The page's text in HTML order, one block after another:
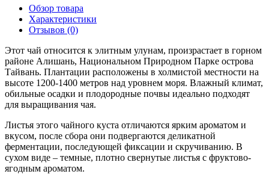
Обзор товара
Характеристики
Отзывов (0)
Этот чай относится к элитным улунам, произрастает в горном
районе Алишань, Национальном Природном Парке острова
Тайвань. Плантации расположены в холмистой местности на
высоте 1200-1400 метров над уровнем моря. Влажный климат,
обильные осадки и плодородные почвы идеально подходят
для выращивания чая.
Листья этого чайного куста отличаются ярким ароматом и
вкусом, после сбора они подвергаются деликатной
ферментации, последующей фиксации и скручиванию. В
сухом виде – темные, плотно свернутые листья с фруктово-
ягодным ароматом.